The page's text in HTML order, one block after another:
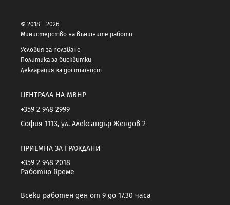
© 2018 – 2026
Министерство на външните работи
Условия за ползване
Политика за бисквитки
Декларация за достъпност
ЦЕНТРАЛА НА МВНР
+359 2 948 2999
София 1113, ул. Александър Жендов 2
ПРИЕМНА ЗА ГРАЖДАНИ
+359 2 948 2018
Работно време
Всеки работен ден от 9 до 17.30 часа